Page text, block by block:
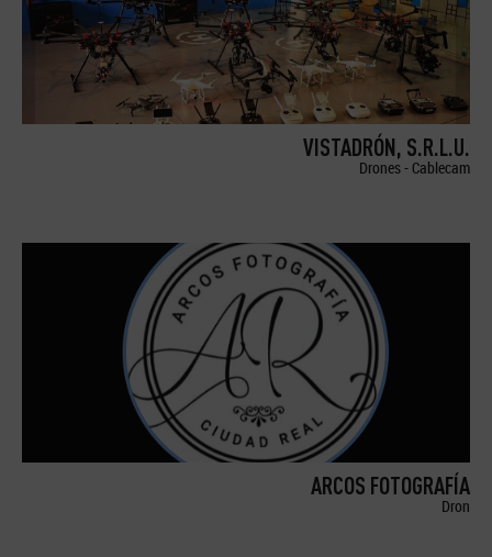
VISTADRÓN, S.R.L.U.
Drones - Cablecam
ARCOS FOTOGRAFÍA
Dron